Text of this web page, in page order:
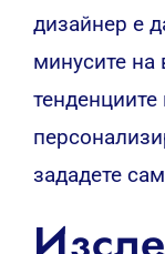
дизайнер е
минусите на
зададете